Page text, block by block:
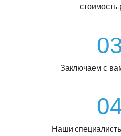
Заключаем с
03
стоимость
Наши